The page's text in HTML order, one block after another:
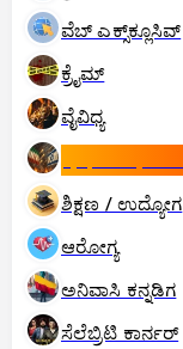
ವೆಬ್ ಎಕ್ಸ್‌ಕ್ಲೂಸಿವ್
ಕ್ರೈಮ್
ವೈವಿಧ್ಯ
ಶಿಕ್ಷಣ / ಉದ್ಯೋಗ
ಆರೋಗ್ಯ
ಅನಿವಾಸಿ ಕನ್ನಡಿಗ
ಸೆಲೆಬ್ರಿಟಿ ಕಾರ್ನರ್‌